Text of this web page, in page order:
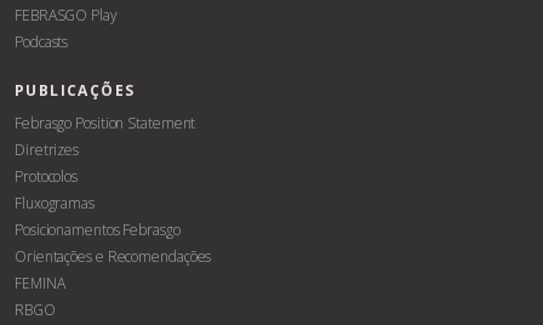
FEBRASGO Play
Podcasts
PUBLICAÇÕES
Febrasgo Position Statement
Diretrizes
Protocolos
Fluxogramas
Posicionamentos Febrasgo
Orientações e Recomendações
FEMINA
RBGO